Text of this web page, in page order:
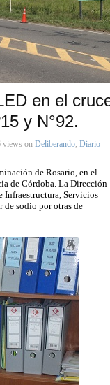
en el
y N°92.
views on Deliberando, Diario
de Rosario, en el
de Córdoba. La Dirección
Servicios
de sodio por otras de